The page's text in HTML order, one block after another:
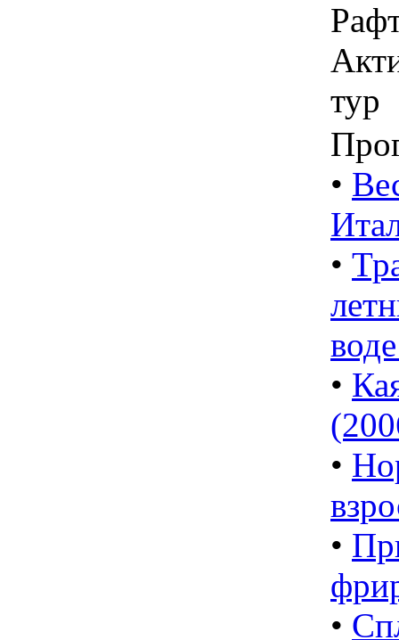
тур
•
•
•
•
•
•